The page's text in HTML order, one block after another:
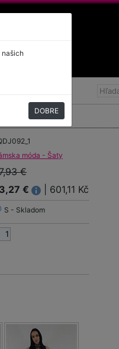
móda - Šaty
€
€ | 601,11 Kč
S - Skladom
našich
DOBRE